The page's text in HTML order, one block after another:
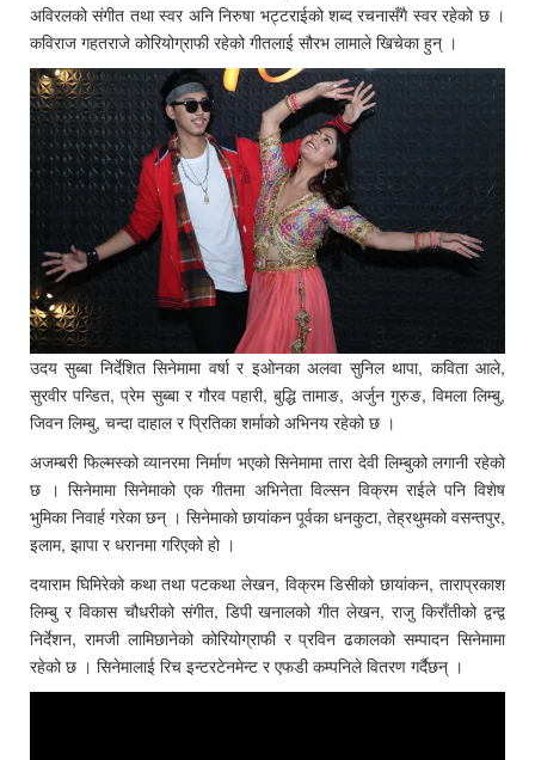
अविरलको संगीत तथा स्वर अनि निरुषा भट्टराईको शब्द रचनासँगै स्वर रहेको छ ।
कविराज गहतराजे कोरियोग्राफी रहेको गीतलाई सौरभ लामाले खिचेका हुन् ।
उदय सुब्बा निर्देशित सिनेमामा वर्षा र इओनका अलवा सुनिल थापा, कविता आले,
सुरवीर पन्डित, प्रेम सुब्बा र गौरव पहारी, बुद्धि तामाङ, अर्जुन गुरुङ, विमला लिम्बु,
जिवन लिम्बु, चन्दा दाहाल र प्रितिका शर्माको अभिनय रहेको छ ।
अजम्बरी फिल्मस्को व्यानरमा निर्माण भएको सिनेमामा तारा देवी लिम्बुको लगानी रहेको
छ । सिनेमामा सिनेमाको एक गीतमा अभिनेता विल्सन विक्रम राईले पनि विशेष
भुमिका निवार्ह गरेका छन् । सिनेमाको छायांकन पूर्वका धनकुटा, तेह्रथुमको वसन्तपुर,
इलाम, झापा र धरानमा गरिएको हो ।
दयाराम घिमिरेको कथा तथा पटकथा लेखन, विक्रम डिसीको छायांकन, ताराप्रकाश
लिम्बु र विकास चौधरीको संगीत, डिपी खनालको गीत लेखन, राजु किराँतीको द्वन्द्व
निर्देशन, रामजी लामिछानेको कोरियोग्राफी र प्रविन ढकालको सम्पादन सिनेमामा
रहेको छ । सिनेमालाई रिच इन्टरटेनमेन्ट र एफडी कम्पनिले वितरण गर्दैछन् ।